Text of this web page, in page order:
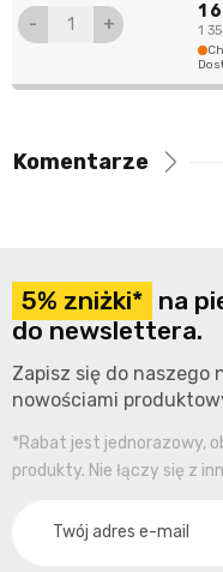
- +
1
1
Komentarze
5% zniżki* na
do newslettera.
Zapisz się do naszego
nowościami
*Rabat jest jednorazowy,
produkty. Nie łączy się z